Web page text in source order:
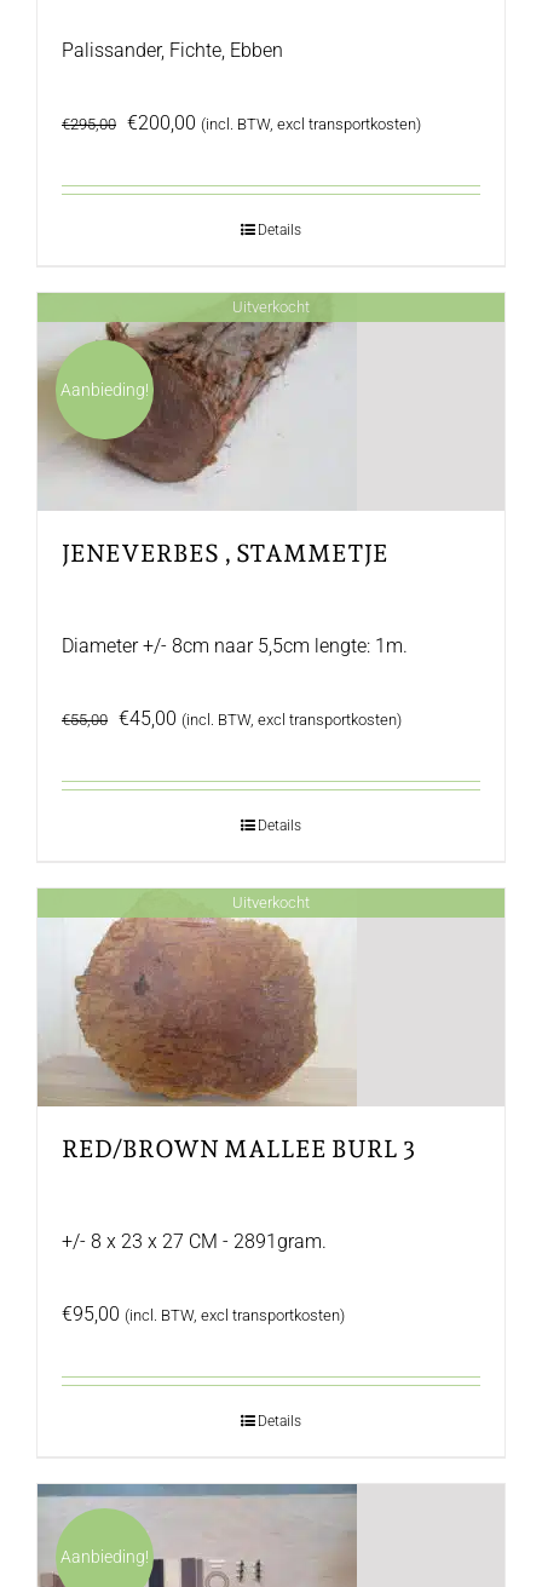
Palissander, Fichte, Ebben
€295,00 Oorspronkelijke
€200,00 Huidige
(incl. BTW, excl transportkosten)
Details
Uitverkocht
Aanbieding!
JENEVERBES , STAMMETJE
Diameter +/- 8cm naar 5,5cm lengte: 1m.
€55,00 Oorspronkelijke
€45,00 Huidige
(incl. BTW, excl transportkosten)
Details
Uitverkocht
RED/BROWN MALLEE BURL 3
+/- 8 x 23 x 27 CM - 2891gram.
€95,00 (incl. BTW, excl transportkosten)
Details
Aanbieding!